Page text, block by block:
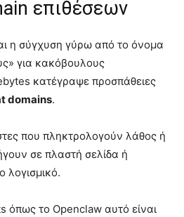
επιθέσεων
η σύγχυση γύρω από το όνομα
για κακόβουλους
κατέγραψε προσπάθειες
domains.
που πληκτρολογούν λάθος ή
σε πλαστή σελίδα ή
το Openclaw αυτό είναι